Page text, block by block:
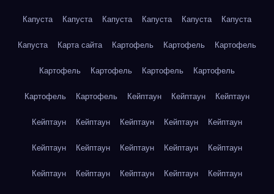
Капуста Капуста Капуста Капуста Капуста Капуста
Капуста Карта сайта Картофель Картофель Картофель
Картофель Картофель Картофель Картофель
Картофель Картофель Кейптаун Кейптаун Кейптаун
Кейптаун Кейптаун Кейптаун Кейптаун Кейптаун
Кейптаун Кейптаун Кейптаун Кейптаун Кейптаун
Кейптаун Кейптаун Кейптаун Кейптаун Кейптаун